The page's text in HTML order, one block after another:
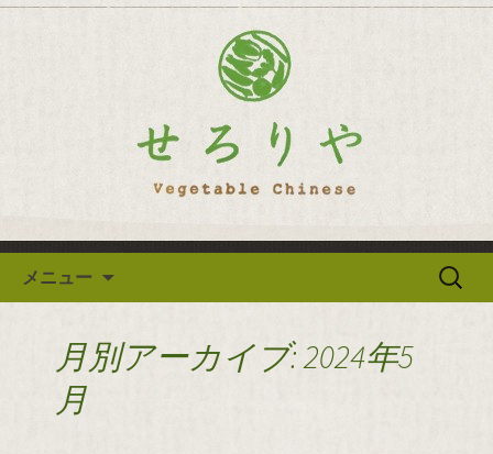
逗子の野菜を使った創作中華
「せろりや」のブログ
逗子の野菜を使った創作中華「せろり
メニュー
検
月別アーカイブ: 2024年5
月